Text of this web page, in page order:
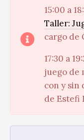
15:00 a
Taller:
cargo de
17:30 a
juego de
con y sin
de Estefi